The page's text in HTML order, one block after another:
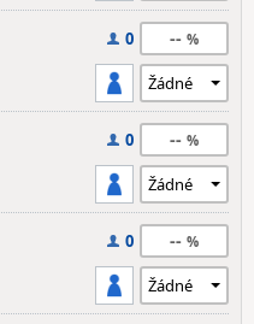
0 --
0 --
0 --